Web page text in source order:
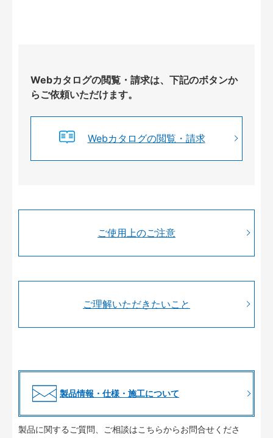
Webカタログの閲覧・請求は、下記のボタンか
らご依頼いただけます。
Webカタログの閲覧・請求
ご使用上のご注意
ご理解いただきたいこと
製品情報・仕様・施工について
製品に関するご質問、ご相談はこちらからお問合せくださ